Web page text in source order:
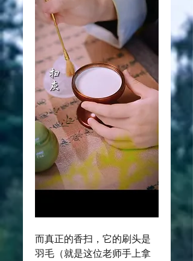
而真正的香扫，它的刷头是
羽毛（就是这位老师手上拿